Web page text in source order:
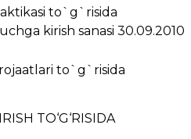
to`g`risida
kirish sanasi 30.09.2010
to`g`risida
TO‘G‘RISIDA